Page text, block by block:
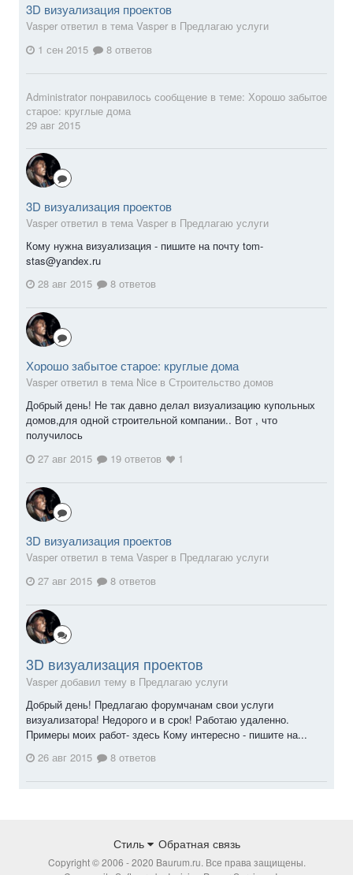
3D визуализация проектов
Vasper ответил в тема Vasper в Предлагаю услуги
1 сен 2015
8 ответов
Administrator понравилось сообщение в теме: Хорошо забытое
старое: круглые дома
29 авг 2015
3D визуализация проектов
Vasper ответил в тема Vasper в Предлагаю услуги
Кому нужна визуализация - пишите на почту tom-
stas@yandex.ru
28 авг 2015
8 ответов
Хорошо забытое старое: круглые дома
Vasper ответил в тема Nice в Строительство домов
Добрый день! Не так давно делал визуализацию купольных
домов,для одной строительной компании.. Вот , что
получилось
27 авг 2015
19 ответов 1
3D визуализация проектов
Vasper ответил в тема Vasper в Предлагаю услуги
27 авг 2015
8 ответов
3D визуализация проектов
Vasper добавил тему в Предлагаю услуги
Добрый день! Предлагаю форумчанам свои услуги
визуализатора! Недорого и в срок! Работаю удаленно.
Примеры моих работ- здесь Кому интересно - пишите на...
26 авг 2015
8 ответов
Стиль Обратная связь
Copyright © 2006 - 2020 Baurum.ru. Все права защищены.